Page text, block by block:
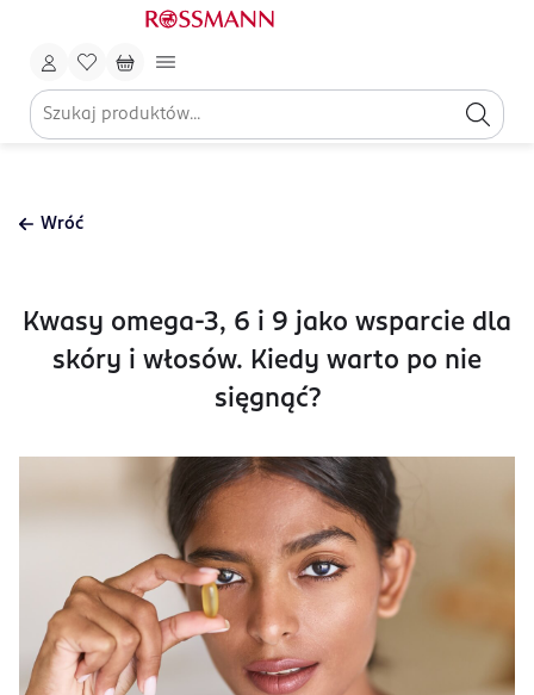
Wróć
Kwasy omega-3, 6 i 9 jako wsparcie dla
skóry i włosów. Kiedy warto po nie
sięgnąć?